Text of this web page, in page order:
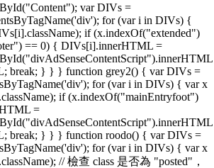
var DIVs =
for (var i in DIVs) {
if (x.indexOf("extended")
== 0) { DIVs[i].innerHTML =
break; } } } function grey2() { var DIVs =
for (var i in DIVs) { var x
if (x.indexOf("mainEntryfoot")
=
break; } } } function roodo() { var DIVs =
for (var i in DIVs) { var x
// 檢查 class 是否為 "posted"，